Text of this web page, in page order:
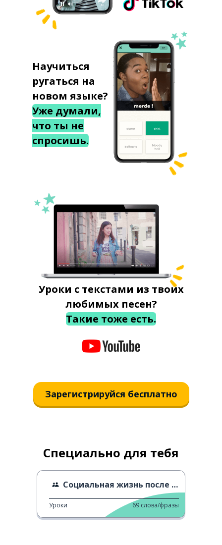
Научиться
ругаться на
новом языке?
Уже думали,
что ты не
спросишь.
Уроки с текстами из твоих
любимых песен?
Такие тоже есть.
Зарегистрируйся бесплатно
Специально для тебя
Социальная жизнь после Covid
Уроки 69 слова/фразы